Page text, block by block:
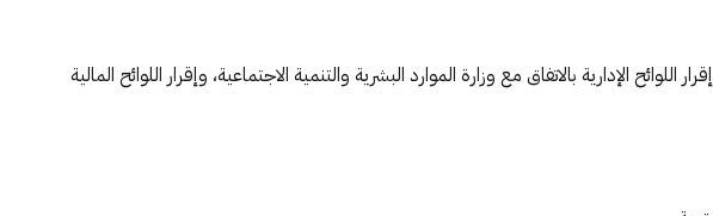
الإدارية بالاتفاق مع وزارة الموارد البشرية والتنمية الاجتماعية، وإقرار اللوائح المالية